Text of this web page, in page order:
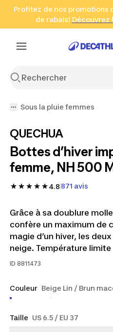
Aller à la recherche Aller
Profitez de nos promotions
de rabais! Découvrez
en seulement
(Zones
Sous la pluie femmes
QUECHUA
Bottes d’hiver
femme, NH 500
4.8 871 avis
Grâce à sa doublure
confère un maximum de
magie d’un hiver, les
neige. Température limite
ID 8811473
Couleur Beige Lin / Brun
Taille US 6.5 / EU 37